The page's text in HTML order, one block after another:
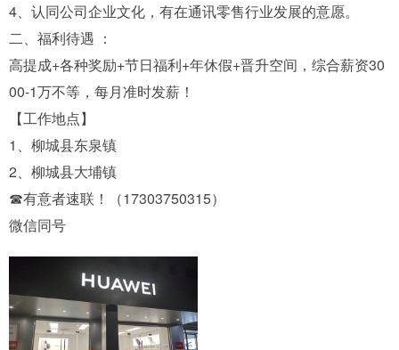
4、认同公司企业文化，有在通讯零售行业发展的意愿。
二、福利待遇 ：
高提成+各种奖励+节日福利+年休假+晋升空间，综合薪资30
00-1万不等，每月准时发薪！
【工作地点】
1、柳城县东泉镇
2、柳城县大埔镇
☎有意者速联！（17303750315）
微信同号